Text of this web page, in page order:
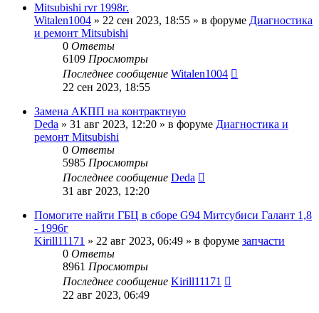
Mitsubishi rvr 1998г.
Witalen1004 » 22 сен 2023, 18:55 » в форуме Диагностика
и ремонт Mitsubishi
0 Ответы
6109 Просмотры
Последнее сообщение Witalen1004
22 сен 2023, 18:55
Замена АКПП на контрактную
Deda » 31 авг 2023, 12:20 » в форуме Диагностика и
ремонт Mitsubishi
0 Ответы
5985 Просмотры
Последнее сообщение Deda
31 авг 2023, 12:20
Помогите найти ГБЦ в сборе G94 Митсубиси Галант 1,8
- 1996г
Kirill11171 » 22 авг 2023, 06:49 » в форуме запчасти
0 Ответы
8961 Просмотры
Последнее сообщение Kirill11171
22 авг 2023, 06:49